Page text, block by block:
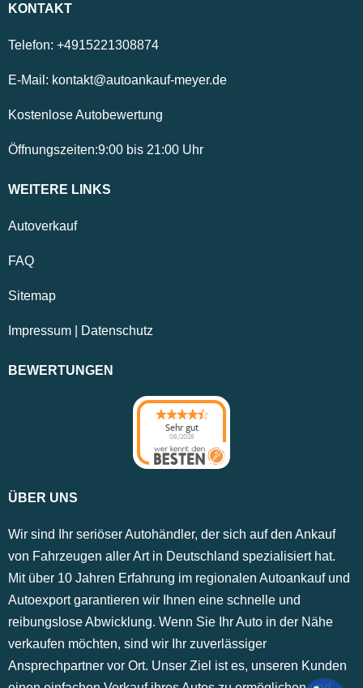
KONTAKT
Telefon: +4915221308874
E-Mail: kontakt@autoankauf-meyer.de
Kostenlose Autobewertung
Öffnungszeiten:9:00 bis 21:00 Uhr
WEITERE LINKS
Autoverkauf
FAQ
Sitemap
Impressum Datenschutz
BEWERTUNGEN
Sehr gut
08/2026
ÜBER UNS
Wir sind Ihr seriöser Autohändler, der sich auf den Ankauf
von Fahrzeugen aller Art in Deutschland spezialisiert hat.
Mit über 10 Jahren Erfahrung im regionalen Autoankauf und
Autoexport garantieren wir Ihnen eine schnelle und
reibungslose Abwicklung. Wenn Sie Ihr Auto in der Nähe
verkaufen möchten, sind wir Ihr zuverlässiger
Ansprechpartner vor Ort. Unser Ziel ist es, unseren Kunden